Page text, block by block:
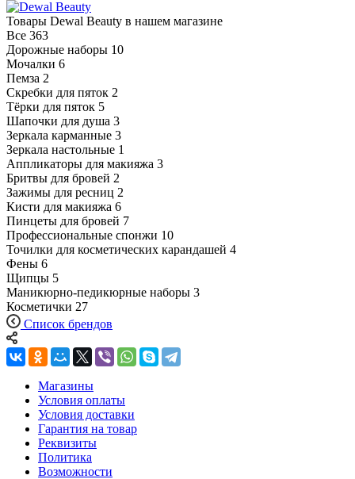
Товары Dewal Beauty в нашем магазине
Все 363
Дорожные наборы 10
Мочалки 6
Пемза 2
Скребки для пяток 2
Тёрки для пяток 5
Шапочки для душа 3
Зеркала карманные 3
Зеркала настольные 1
Аппликаторы для макияжа 3
Бритвы для бровей 2
Зажимы для ресниц 2
Кисти для макияжа 6
Пинцеты для бровей 7
Профессиональные спонжи 10
Точилки для косметических карандашей 4
Фены 6
Щипцы 5
Маникюрно-педикюрные наборы 3
Косметички 27
Список брендов
Магазины
Условия оплаты
Условия доставки
Гарантия на товар
Реквизиты
Политика
Возможности